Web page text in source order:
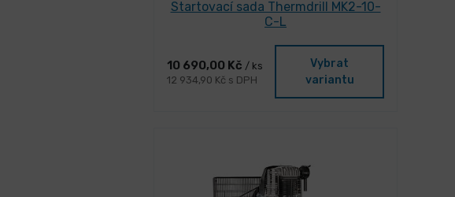
Startovací sada Thermdrill MK2-10-
C-L
10 690,00 Kč / ks
12 934,90 Kč s DPH
Vybrat
variantu